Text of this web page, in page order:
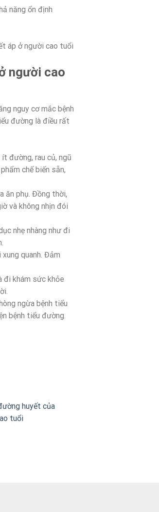
năng ổn định
áp ở người cao tuổi
người cao
nguy cơ mắc bệnh
đường là điều rất
đường, rau củ, ngũ
chế biến sẵn,
ăn phụ. Đồng thời,
và không nhịn đói
nhẹ nhàng như đi
quanh. Đảm
đi khám sức khỏe
ngừa bệnh tiểu
bệnh tiểu đường.
huyết của
tuổi